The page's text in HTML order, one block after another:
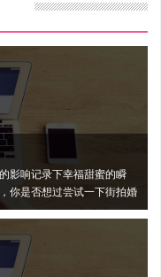
影响记录下幸福甜蜜的瞬
你是否想过尝试一下街拍婚